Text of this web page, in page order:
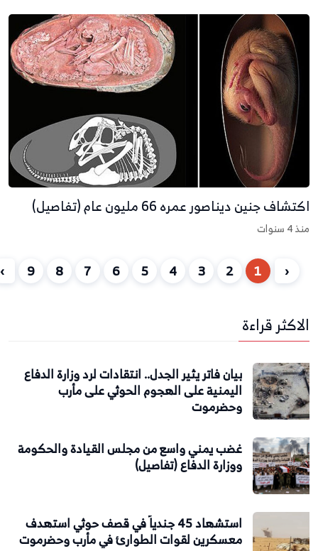
جنين ديناصور عمره 66 مليون عام (تفاصيل)
4 سنوات
1
قراءة
بيان فاتر يثير الجدل.. انتقادات لرد وزارة الدفاع
اليمنية على الهجوم الحوثي على مأرب
وحضرموت
غضب يمني واسع من مجلس القيادة والحكومة
ووزارة الدفاع (تفاصيل)
استشهاد 45 جندياً في قصف حوثي استهدف
معسكرين لقوات الطوارئ في مأرب وحضرموت